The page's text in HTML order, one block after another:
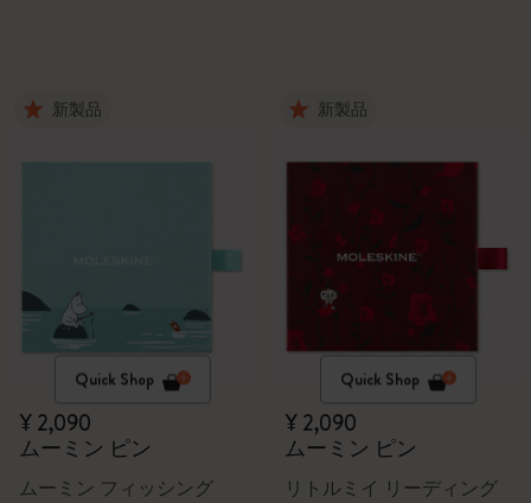
新製品
Quick Shop
¥ 2,090
ムーミン ピン
ムーミン フィッシング
新製品
Quick Shop
¥ 2,090
ムーミン ピン
リトルミイ リーディング